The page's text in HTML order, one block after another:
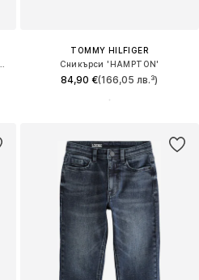
TOMMY HILFIGER
Сникърси 'HAMPTON'
84,90 €(166,05 лв.³)